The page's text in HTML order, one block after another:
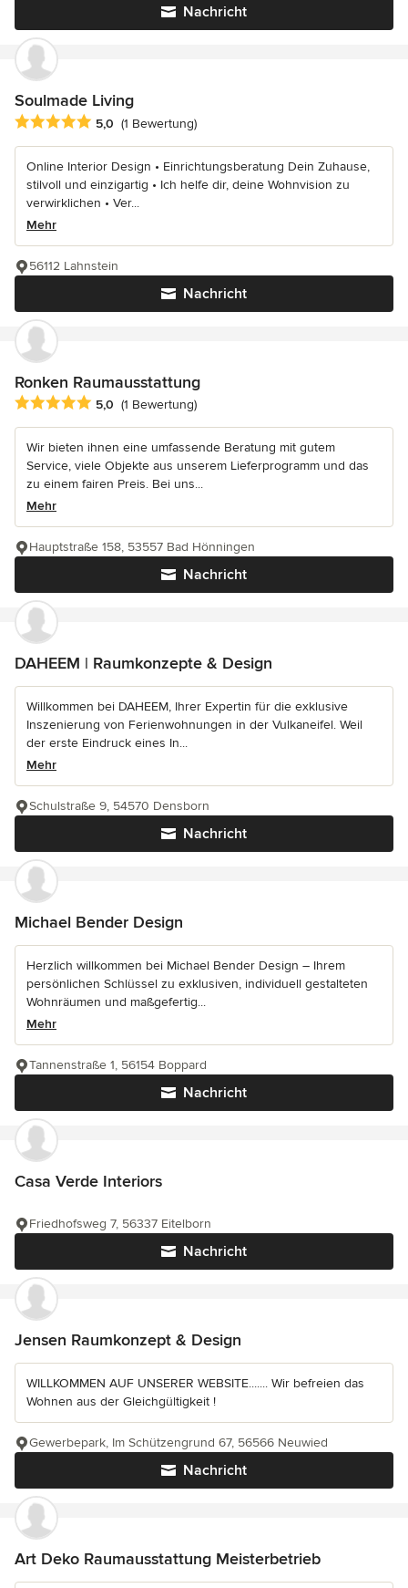
Nachricht
Soulmade Living
Durchschnittliche Bewertung: 5 von 5 Sternen
5,0 (1 Bewertung)
Online Interior Design • Einrichtungsberatung Dein Zuhause,
stilvoll und einzigartig • Ich helfe dir, deine Wohnvision zu
verwirklichen • Ver...
Mehr
Nachricht
56112 Lahnstein
Ronken Raumausstattung
Durchschnittliche Bewertung: 5 von 5 Sternen
5,0 (1 Bewertung)
Wir bieten ihnen eine umfassende Beratung mit gutem
Service, viele Objekte aus unserem Lieferprogramm und das
zu einem fairen Preis. Bei uns...
Mehr
Nachricht
Hauptstraße 158, 53557 Bad Hönningen
DAHEEM | Raumkonzepte & Design
Willkommen bei DAHEEM, Ihrer Expertin für die exklusive
Inszenierung von Ferienwohnungen in der Vulkaneifel. Weil
der erste Eindruck eines In...
Mehr
Nachricht
Schulstraße 9, 54570 Densborn
Michael Bender Design
Herzlich willkommen bei Michael Bender Design – Ihrem
persönlichen Schlüssel zu exklusiven, individuell gestalteten
Wohnräumen und maßgefertig...
Mehr
Nachricht
Tannenstraße 1, 56154 Boppard
Casa Verde Interiors
Nachricht
Friedhofsweg 7, 56337 Eitelborn
Jensen Raumkonzept & Design
WILLKOMMEN AUF UNSERER WEBSITE....... Wir befreien das
Wohnen aus der Gleichgültigkeit !
Nachricht
Gewerbepark, Im Schützengrund 67, 56566 Neuwied
Art Deko Raumausstattung Meisterbetrieb